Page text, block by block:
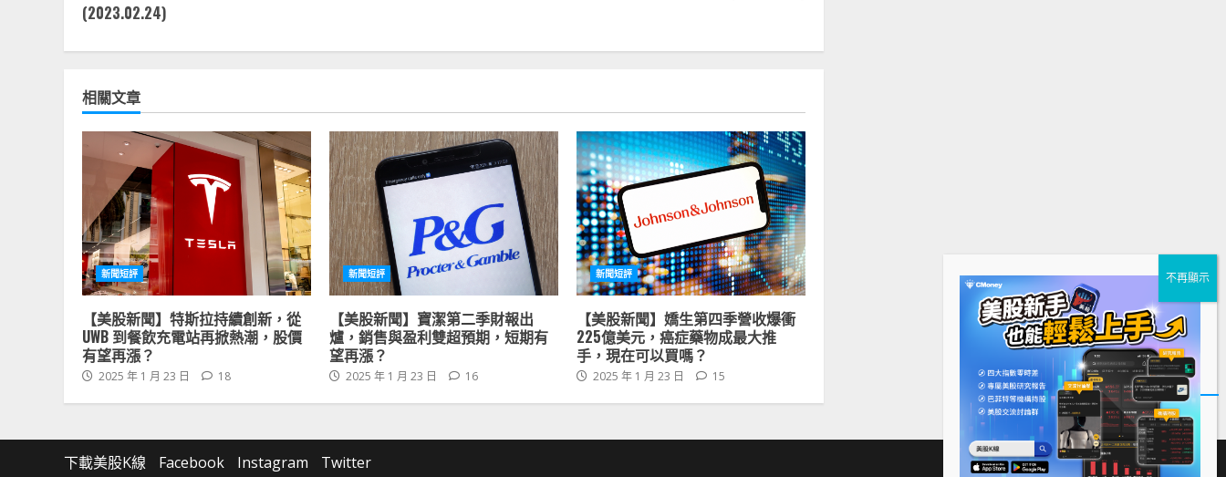
(2023.02.24)
相關文章
新聞短評
【美股新聞】特斯拉持續創新，從
UWB 到餐飲充電站再掀熱潮，股價
有望再漲？
2025 年 1 月 23 日 18
新聞短評
【美股新聞】寶潔第二季財報出
爐，銷售與盈利雙超預期，短期有
望再漲？
2025 年 1 月 23 日 16
新聞短評
【美股新聞】嬌生第四季營收爆衝
225億美元，癌症藥物成最大推
手，現在可以買嗎？
2025 年 1 月 23 日 15
下載美股K線 Facebook Instagram Twitter 下 FacebookInstagram
Twitter